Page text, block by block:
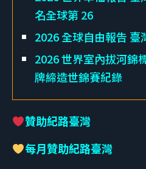
名全球第 26
2026 全球自由報告 臺
2026 世界室內拔河錦
牌締造世錦賽紀錄
贊助紀路臺灣
每月贊助紀路臺灣